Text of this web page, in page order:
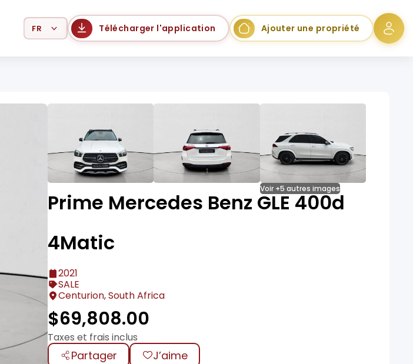
Select Language Télécharger l'application Ajouter une propriété
Voir +5 autres images
Prime Mercedes Benz GLE 400d
4Matic
2021
SALE
Centurion, South Africa
$69,808.00
Taxes et frais inclus
Partager J’aime